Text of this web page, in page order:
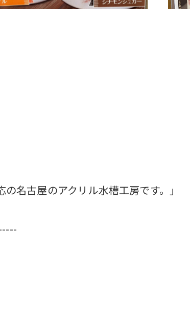
名古屋のアクリル水槽工房です。」